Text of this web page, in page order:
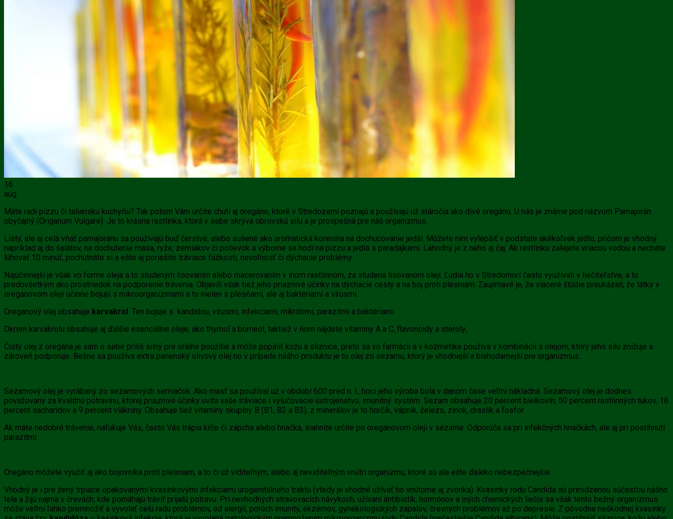
16
aug
Máte radi pizzu či taliansku kuchyňu? Tak potom Vám určite chutí aj oregáno, ktoré v Stredozemí poznajú a používajú už stáročia ako divé oregáno. U nás je známe pod názvom Pamajorán
obyčajný (Origanum Vulgare). Je to krásna rastlinka, ktorá v sebe skrýva obrovskú silu a je prospešná pre náš organizmus.
Listy, ale aj celá vňať pamajoránu sa používajú buď čerstvé, alebo sušené ako aromatická korenina na dochucovanie jedál. Môžete ním vylepšiť v podstate akékoľvek jedlo, pričom je vhodný
napríklad aj do šalátov, na dochutenie mäsa, ryže, zemiakov či polievok a výborne sa hodí na pizzu a jedlá s paradajkami. Lahodný je z neho aj čaj. Ak rastlinku zalejete vriacou vodou a necháte
lúhovať 10 minúť, pochutnáte si a ešte aj poriešite tráviace ťažkosti, nevoľnosť či dýchacie problémy.
Najúčinnejší je však vo forme oleja a to studeným lisovaním alebo macerovaním v inom rastlinnom, za studena lisovanom oleji. Ľudia ho v Stredomorí často využívali v liečiteľstve, a to
predovšetkým ako prostriedok na podporenie trávenia. Objavili však tiež jeho priaznivé účinky na dýchacie cesty a na boj proti plesniam. Zaujímavé je, že viaceré štúdie preukázali, že látky v
oreganovom oleji účinne bojujú s mikroorganizmami a to nielen s plesňami, ale aj baktériami a vírusmi.
Oreganový olej obsahuje karvakrol . Ten bojuje s kandidou, vírusmi, infekciami, mikróbmi, parazitmi a baktériami.
Okrem karvakrolu obsahuje aj ďalšie esenciálne oleje, ako thymol a borneol, taktiež v ňom nájdete vitamíny A a C, flavonoidy a steroly.
Čistý olej z oregána je sám o sebe príliš silný pre orálne použitie a môže popáliť kožu a sliznice, preto sa vo farmácii a v kozmetike používa v kombinácii s olejom, ktorý jeho silu znižuje a
zároveň podporuje. Bežne sa používa extra panenský olivový olej no v prípade nášho produktu je to olej zo sezamu, ktorý je vhodnejší a blahodarnejší pre organizmus .
Sezamový olej je vyrábaný zo sezamových semiačok. Ako masť sa používal už v období 600 pred n. l., hoci jeho výroba bola v danom čase veľmi nákladná. Sezamový olej je dodnes
považovaný za kvalitnú potravinu, ktorej priaznivé účinky uvíta vaše tráviace i vylučovacie ústrojenstvo, imunitný systém. Sezam obsahuje 20 percent bielkovín, 50 percent rastlinných tukov, 16
percent sacharidov a 9 percent vlákniny. Obsahuje tiež vitamíny skupiny B (B1, B2 a B3), z minerálov je to horčík, vápnik, železo, zinok, draslík a fosfor.
Ak máte nedobré trávenie, nafukuje Vás, často Vás trápia kŕče či zápcha alebo hnačka, siahnite určite po oregánovom oleji v sézame. Odporúča sa pri infekčných hnačkách, ale aj pri postihnutí
parazitmi.
Oregáno môžete využiť aj ako bojovníka proti plesniam, a to či už viditeľným, alebo aj neviditeľným vnútri organizmu, ktoré sú ale ešte ďaleko nebezpečnejšie
Vhodný je i pre ženy trpiace opakovanými kvasinkovými infekciami urogenitálneho traktu (vtedy je vhodné užívať ho vnútorne aj zvonka). Kvasinky rodu Candida sú prirodzenou súčasťou nášho
tela a žijú najmä v črevách, kde pomáhajú tráviť prijatú potravu. Pri nevhodných stravovacích návykoch, užívaní antibiotík, hormónov a iných chemických liečiv sa však tento bežný organizmus
môže veľmi ľahko premnožiť a vyvolať celú radu problémov, od alergií, porúch imunity, ekzémov, gynekologických zápalov, črevných problémov až po depresie. Z pôvodne neškodnej kvasinky